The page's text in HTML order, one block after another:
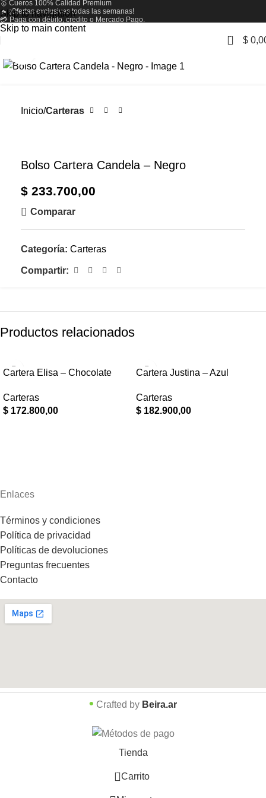
Skip to navigation
Skip to main content
🥇 Cueros 100% Calidad Premium
🔥 ¡Ofertas exclusivas todas las semanas!
💳 Paga con débito, crédito o Mercado Pago.
0 $
Inicio Carteras
Bolso Cartera Candela – Negro
$ 233.700,00
Comparar
Categoría: Carteras
Compartir:
Productos relacionados
Cartera Elisa – Chocolate
Carteras
$ 172.800,00
Cartera Justina – Azul
Carteras
$ 182.900,00
Enlaces
Términos y condiciones
Política de privacidad
Políticas de devoluciones
Preguntas frecuentes
Contacto
• Crafted by Beira.ar
Tienda
0 Carrito